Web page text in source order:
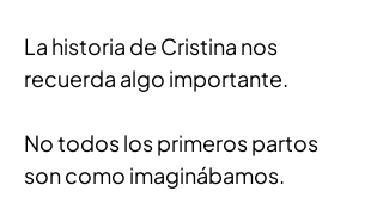
La historia de Cristina nos
recuerda algo importante.
No todos los primeros partos
son como imaginábamos.